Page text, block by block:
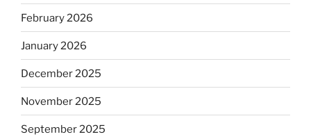
February 2026
January 2026
December 2025
November 2025
September 2025